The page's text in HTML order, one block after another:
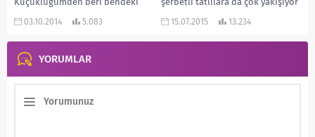
yeri de...
03.10.2014 5.083
desem?...
15.07.2015 13.234
YORUMLAR